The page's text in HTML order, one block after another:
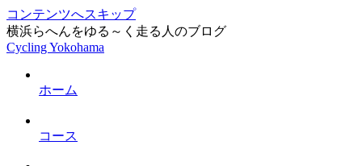
コンテンツへスキップ
横浜らへんをゆる～く走る人のブログ
Cycling Yokohama
ホーム
コース